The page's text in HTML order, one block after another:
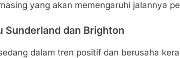
yang akan memengaruhi jalannya
Sunderland dan Brighton
dalam tren positif dan berusaha